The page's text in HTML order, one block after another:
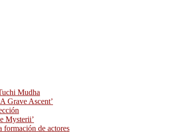
Mudha
Grave Ascent’
Mysterii’
formación de actores